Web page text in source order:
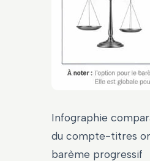
Infographie
du compte-titres
barème progressif